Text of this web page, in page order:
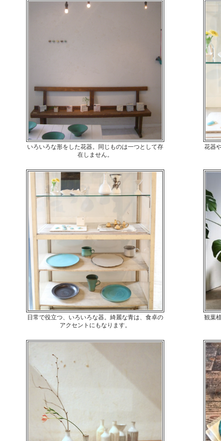
いろいろな形をした花器。同じものは一つとして存
在しません。
花器
日常で役立つ、いろいろな器。綺麗な青は、食卓の
アクセントにもなります。
観葉